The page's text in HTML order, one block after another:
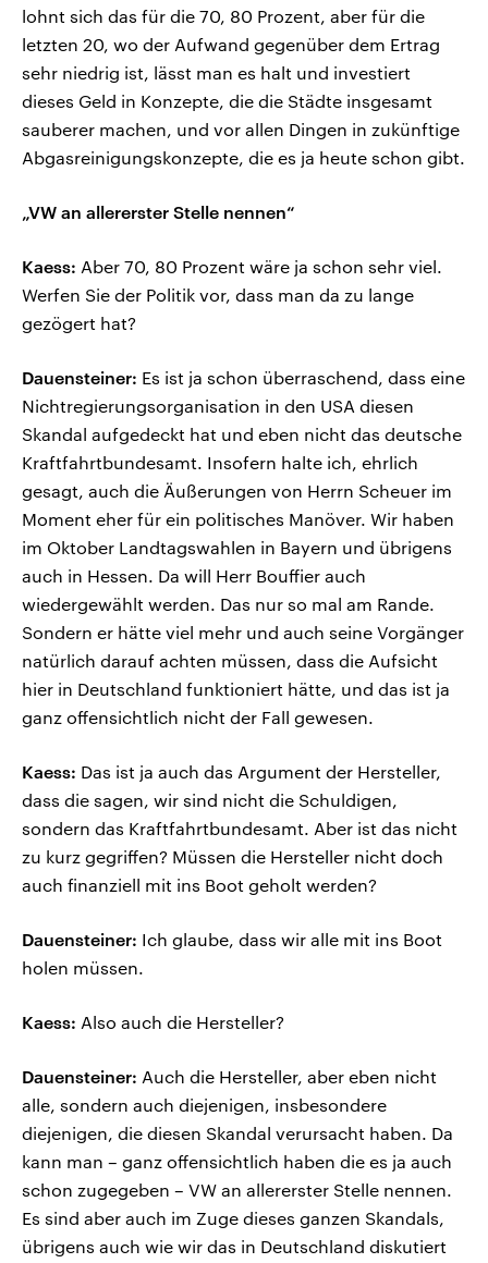
lohnt sich das für die 70, 80 Prozent, aber für die
letzten 20, wo der Aufwand gegenüber dem Ertrag
sehr niedrig ist, lässt man es halt und investiert
dieses Geld in Konzepte, die die Städte insgesamt
sauberer machen, und vor allen Dingen in zukünftige
Abgasreinigungskonzepte, die es ja heute schon gibt.
„VW an allererster Stelle nennen“
Kaess: Aber 70, 80 Prozent wäre ja schon sehr viel.
Werfen Sie der Politik vor, dass man da zu lange
gezögert hat?
Dauensteiner: Es ist ja schon überraschend, dass eine
Nichtregierungsorganisation in den USA diesen
Skandal aufgedeckt hat und eben nicht das deutsche
Kraftfahrtbundesamt. Insofern halte ich, ehrlich
gesagt, auch die Äußerungen von Herrn Scheuer im
Moment eher für ein politisches Manöver. Wir haben
im Oktober Landtagswahlen in Bayern und übrigens
auch in Hessen. Da will Herr Bouffier auch
wiedergewählt werden. Das nur so mal am Rande.
Sondern er hätte viel mehr und auch seine Vorgänger
natürlich darauf achten müssen, dass die Aufsicht
hier in Deutschland funktioniert hätte, und das ist ja
ganz offensichtlich nicht der Fall gewesen.
Kaess: Das ist ja auch das Argument der Hersteller,
dass die sagen, wir sind nicht die Schuldigen,
sondern das Kraftfahrtbundesamt. Aber ist das nicht
zu kurz gegriffen? Müssen die Hersteller nicht doch
auch finanziell mit ins Boot geholt werden?
Dauensteiner: Ich glaube, dass wir alle mit ins Boot
holen müssen.
Kaess: Also auch die Hersteller?
Dauensteiner: Auch die Hersteller, aber eben nicht
alle, sondern auch diejenigen, insbesondere
diejenigen, die diesen Skandal verursacht haben. Da
kann man – ganz offensichtlich haben die es ja auch
schon zugegeben – VW an allererster Stelle nennen.
Es sind aber auch im Zuge dieses ganzen Skandals,
übrigens auch wie wir das in Deutschland diskutiert